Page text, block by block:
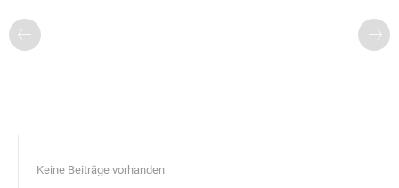
Keine Beiträge vorhanden